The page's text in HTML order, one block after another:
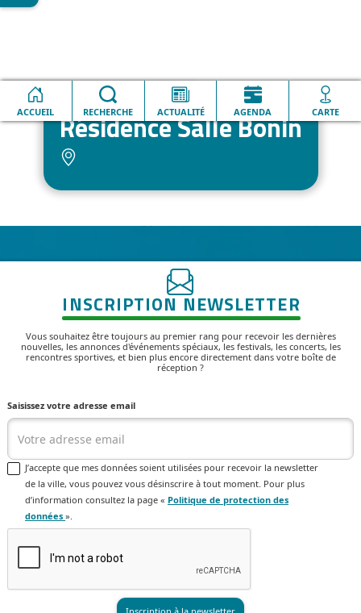
Accueil
Résidence Salle Bonin
ACCUEIL
RECHERCHE ACTUALITÉ AGENDA CARTE
Résidence Salle Bonin
INSCRIPTION NEWSLETTER
Vous souhaitez être toujours au premier rang pour recevoir les dernières
nouvelles, les annonces d'événements spéciaux, les festivals, les concerts, les
rencontres sportives, et bien plus encore directement dans votre boîte de
réception ?
Saisissez votre adresse email
J’accepte que mes données soient utilisées pour recevoir la newsletter
de la ville, vous pouvez vous désinscrire à tout moment. Pour plus
d’information consultez la page « Politique de protection des
données ».